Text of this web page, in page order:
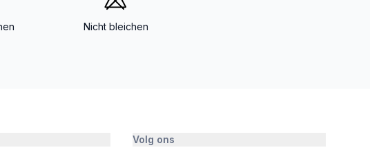
Nicht bleichen
Volg ons